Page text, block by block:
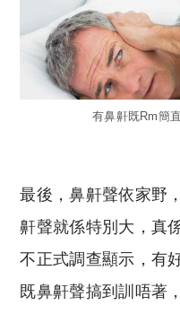
有鼻鼾既Rm簡
最後，鼻鼾聲依家野
鼾聲就係特別大，真
不正式調查顯示，有
既鼻鼾聲搞到訓唔著